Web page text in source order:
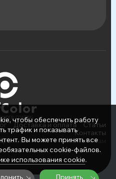
Доставка и оплата
Статьи
Контакты
Написать нам
чтобы обеспечить работу
трафик и показывать
Вы можете принять все
cookie-файлов.
использования cookie.
Принять